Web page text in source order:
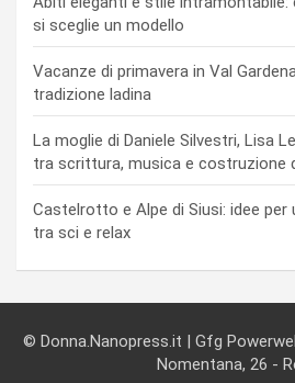
si sceglie un modello
Vacanze di primavera in Val
tradizione ladina
La moglie di Daniele Silvestri, Lisa
tra scrittura, musica e costruzione
Castelrotto e Alpe di Siusi: idee per
tra sci e relax
© Donna.Nanopress.it | Gfg
Nomentana, 26 -